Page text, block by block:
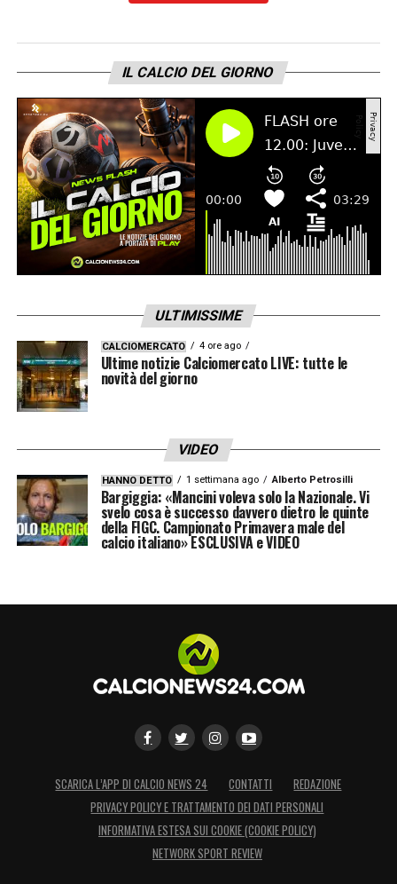
Croazia, mettendo in mostra un’eleganza
palla al piede rara per un giocatore della sua
stazza. Le prossime ore saranno decisive:
l’Inter proverà il controsorpasso o l’Udinese
porterà a casa l’ennesimo talento grezzo da
trasformare in oro?
LA PLAYLIST DELLE NOSTRE TOP NEWS
IL CALCIO DEL GIORNO
ULTIMISSIME
CALCIOMERCATO 4 ore ago
Ultime notizie Calciomercato LIVE: tutte le
novità del giorno
VIDEO
HANNO DETTO 1 settimana ago Alberto Petrosilli
Bargiggia: «Mancini voleva solo la Nazionale. Vi
svelo cosa è successo davvero dietro le quinte
della FIGC. Campionato Primavera male del
calcio italiano» ESCLUSIVA e VIDEO
SCARICA L’APP DI CALCIO NEWS 24 CONTATTI
REDAZIONE
PRIVACY POLICY E TRATTAMENTO DEI DATI PERSONALI
INFORMATIVA ESTESA SUI COOKIE (COOKIE POLICY)
NETWORK SPORT REVIEW